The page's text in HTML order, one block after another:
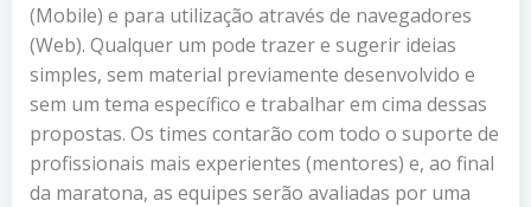
(Mobile) e para utilização através de navegadores
(Web). Qualquer um pode trazer e sugerir ideias
simples, sem material previamente desenvolvido e
sem um tema específico e trabalhar em cima dessas
propostas. Os times contarão com todo o suporte de
profissionais mais experientes (mentores) e, ao final
da maratona, as equipes serão avaliadas por uma